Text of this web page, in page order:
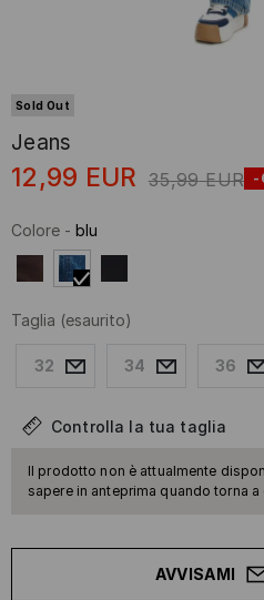
Sold Out
Jeans
12,99 EUR 35,99 EUR -
Colore - blu
Taglia (esaurito)
32 34 36
Controlla la tua taglia
Il prodotto non è attualmente
sapere in anteprima quando torna
AVVISAMI